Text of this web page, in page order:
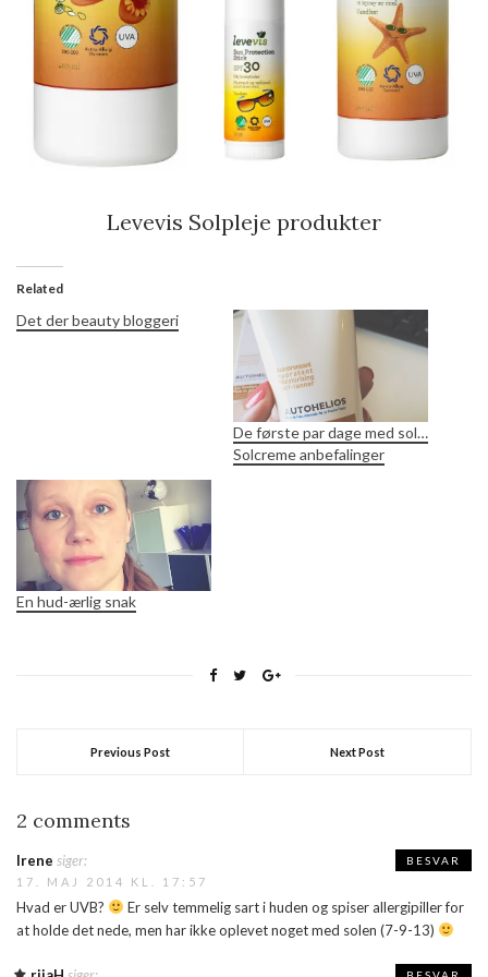
Levevis Solpleje produkter
Related
Det der beauty bloggeri
De første par dage med sol…
Solcreme anbefalinger
En hud-ærlig snak
Previous Post Next Post
2 comments
Irene siger:
17. MAJ 2014 KL. 17:57
Hvad er UVB?
Er selv temmelig sart i huden og spiser allergipiller for
at holde det nede, men har ikke oplevet noget med solen (7-9-13)
BESVAR